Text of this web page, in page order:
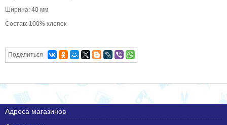
Ширина: 40 мм
Состав: 100% хлопок
Поделиться
Адреса магазинов